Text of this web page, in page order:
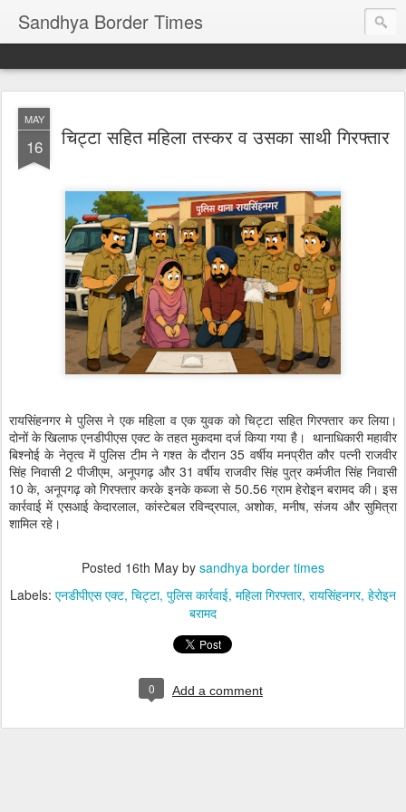
Sandhya Border Times
MAY
16 चिट्टा सहित महिला तस्कर व उसका साथी गिरफ्तार
रायसिंहनगर मे पुलिस ने एक महिला व एक युवक को चिट्टा सहित गिरफ्तार कर लिया।
दोनों के खिलाफ एनडीपीएस एक्ट के तहत मुकदमा दर्ज किया गया है। थानाधिकारी महावीर
बिश्नोई के नेतृत्व में पुलिस टीम ने गश्त के दौरान 35 वर्षीय मनप्रीत कौर पत्नी राजवीर
सिंह निवासी 2 पीजीएम, अनूपगढ़ और 31 वर्षीय राजवीर सिंह पुत्र कर्मजीत सिंह निवासी
10 के, अनूपगढ़ को गिरफ्तार करके इनके कब्जा से 50.56 ग्राम हेरोइन बरामद की। इस
कार्रवाई में एसआई केदारलाल, कांस्टेबल रविन्द्रपाल, अशोक, मनीष, संजय और सुमित्रा
शामिल रहे।
Posted 16th May by sandhya border times
Labels: एनडीपीएस एक्ट चिट्टा पुलिस कार्रवाई महिला गिरफ्तार रायसिंहनगर हेरोइन
बरामद
0 Add a comment